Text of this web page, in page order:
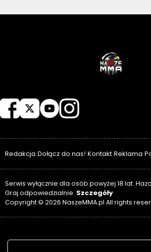
Redakcja Dołącz do nas! Kontakt Reklama
Serwis wyłącznie dla osób powyżej 18 lat.
Graj odpowiedzialnie. Szczegóły
Copyright © 2026 NaszeMMA.pl All rights